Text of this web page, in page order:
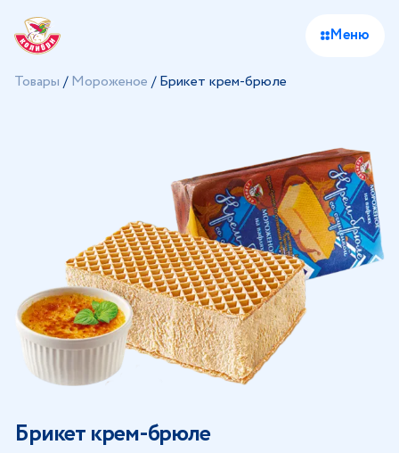
Меню
Товары /Мороженое /Брикет крем-брюле
Брикет крем-брюле